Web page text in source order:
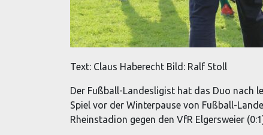
Text: Claus Haberecht Bild: Ralf Stoll
Der Fußball-Landesligist hat das Duo nach
Spiel vor der Winterpause von Fußball-
Rheinstadion gegen den VfR Elgersweier